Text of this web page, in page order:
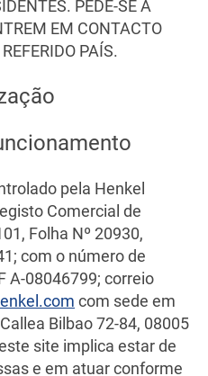
PEDE-SE A
EM CONTACTO
PAÍS.
pela Henkel
Comercial de
Folha Nº 20930,
com o número de
A-08046799; correio
com sede em
Bilbao 72-84, 08005
site implica estar de
e em atuar conforme